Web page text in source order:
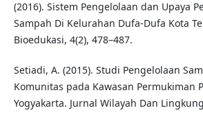
(2016). Sistem Pengelolaan dan Upaya
Sampah Di Kelurahan Dufa-Dufa Kota
Bioedukasi, 4(2), 478–487.
Setiadi, A. (2015). Studi Pengelolaan
Komunitas pada Kawasan Permukiman
Yogyakarta. Jurnal Wilayah Dan